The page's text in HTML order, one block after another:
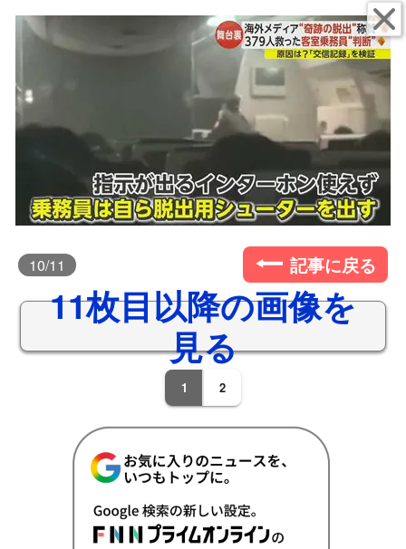
10/11 記事に戻る
11枚目以降の画像を
見る
1 2